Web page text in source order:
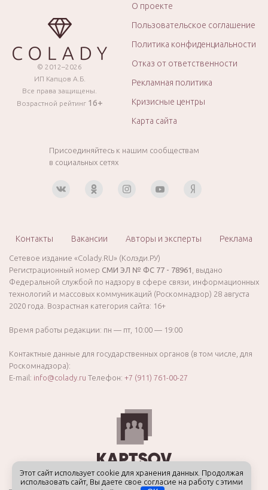
© 2012–2026
ИП Капцов А.Б.
Все права защищены.
Возрастной рейтинг 16+
О проекте
Пользовательское соглашение
Политика конфиденциальности
Отказ от ответственности
Рекламная политика
Кризисные центры
Карта сайта
Присоединяйтесь к нашим сообществам
в социальных сетях
Контакты Вакансии Авторы и эксперты Реклама
Сетевое издание «Colady.RU» (Колэди.РУ)
Регистрационный номер СМИ ЭЛ № ФС 77 - 78961
, выдано
Федеральной службой по надзору в сфере связи, информационных
технологий и массовых коммуникаций (Роскомнадзор) 28 августа
2020 года. Возрастная категория сайта: 16+
Время работы редакции: пн — пт, 10:00 — 19:00
Контактные данные для государственных органов (в том числе, для
Роскомнадзора):
E-mail: info@colady.ru Телефон: +7 (911) 761-00-27
Этот сайт использует cookie для хранения данных. Продолжая
использовать сайт, Вы даете свое согласие на работу с этими